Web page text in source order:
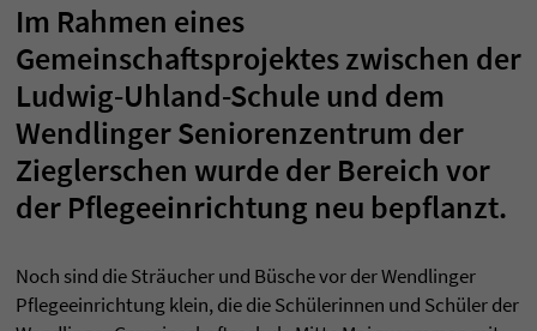
Im Rahmen eines
Gemeinschaftsprojektes zwischen der
Ludwig-Uhland-Schule und dem
Wendlinger Seniorenzentrum der
Zieglerschen wurde der Bereich vor
der Pflegeeinrichtung neu bepflanzt.
Noch sind die Sträucher und Büsche vor der Wendlinger
Pflegeeinrichtung klein, die die Schülerinnen und Schüler der